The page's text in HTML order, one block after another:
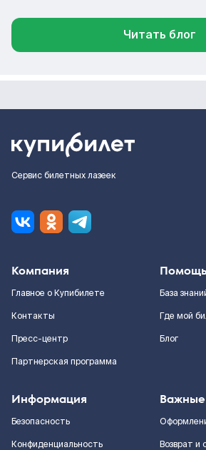
Читать блог
Сервис билетных лазеек
Компания
Главное о Купибилете
Контакты
Пресс-центр
Партнерская программа
Помощь
База
Где мой
Блог
Информация
Безопасность
Конфиденциальность
Возврат и